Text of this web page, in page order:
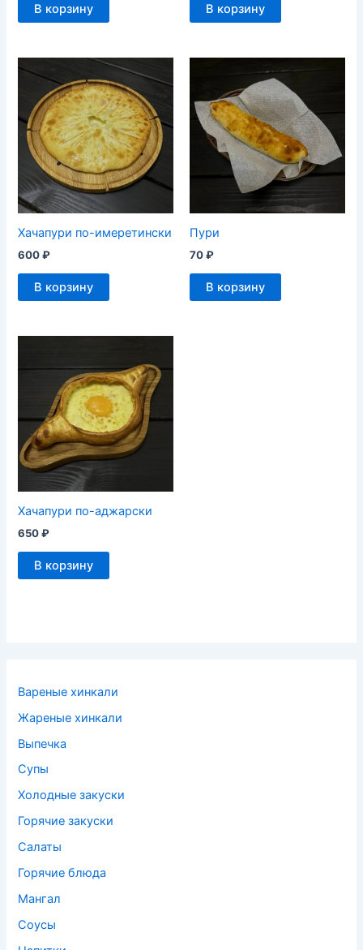
Вареные хинкали
Жареные хинкали
Выпечка
Супы
Холодные закуски
Горячие закуски
Салаты
Горячие блюда
Мангал
Соусы
В корзину В корзину
Хачапури по-имеретински
600₽
В корзину
Пури
70₽
В корзину
Хачапури по-аджарски
650₽
В корзину